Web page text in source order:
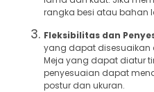
rangka besi atau bahan
Fleksibilitas dan
yang dapat disesuaikan
Meja yang dapat diatur
penyesuaian dapat
postur dan ukuran.